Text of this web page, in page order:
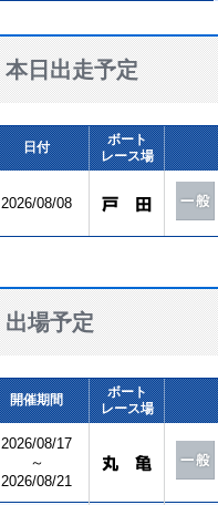
本日出走予定
日付
ボート
レース場
2026/08/08
出場予定
開催期間
ボート
レース場
2026/08/17
～
2026/08/21